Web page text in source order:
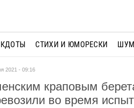
СТИХИ И ЮМОРЕСКИ
2021 - 09:16
краповым
во время